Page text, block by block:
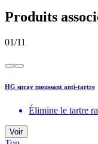
Produits
01/11
HG spray moussant anti-tartre
Élimine le tartre
Voir